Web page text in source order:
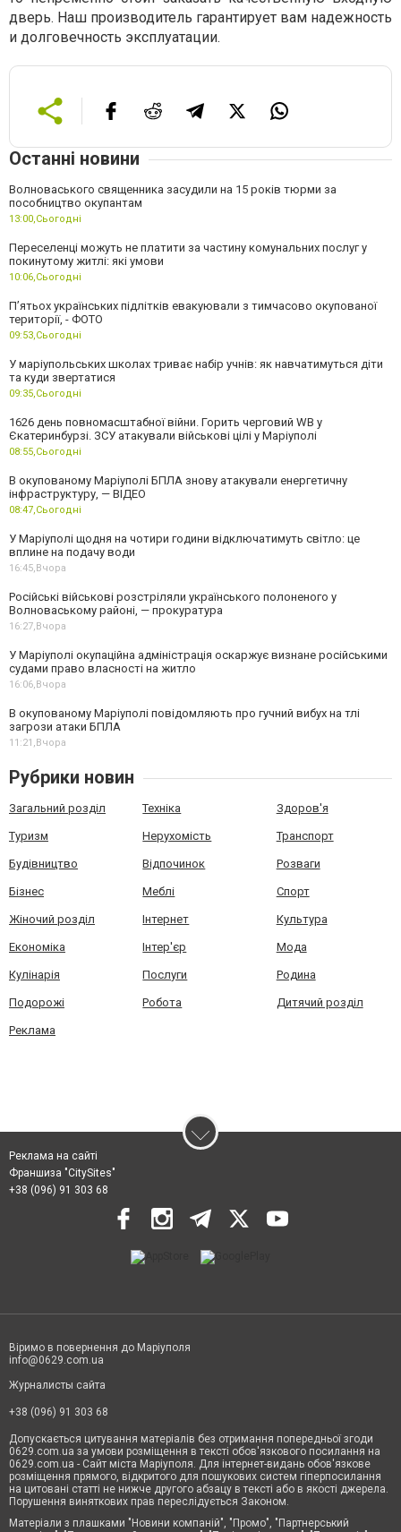
дверь. Наш производитель гарантирует вам надежность
и долговечность эксплуатации.
Останні новини
Волноваського священника засудили на 15 років тюрми за
пособництво окупантам
13:00,Сьогодні
Переселенці можуть не платити за частину комунальних послуг у
покинутому житлі: які умови
10:06,Сьогодні
П’ятьох українських підлітків евакуювали з тимчасово окупованої
території, - ФОТО
09:53,Сьогодні
У маріупольських школах триває набір учнів: як навчатимуться діти
та куди звертатися
09:35,Сьогодні
1626 день повномасштабної війни. Горить черговий WB у
Єкатеринбурзі. ЗСУ атакували військові цілі у Маріуполі
08:55,Сьогодні
В окупованому Маріуполі БПЛА знову атакували енергетичну
інфраструктуру, — ВІДЕО
08:47,Сьогодні
У Маріуполі щодня на чотири години відключатимуть світло: це
вплине на подачу води
16:45,Вчора
Російські військові розстріляли українського полоненого у
Волноваському районі, — прокуратура
16:27,Вчора
У Маріуполі окупаційна адміністрація оскаржує визнане російськими
судами право власності на житло
16:06,Вчора
В окупованому Маріуполі повідомляють про гучний вибух на тлі
загрози атаки БПЛА
11:21,Вчора
Рубрики новин
Загальний розділ Техніка Здоров'я
Туризм Нерухомість Транспорт
Будівництво Відпочинок Розваги
Бізнес Меблі Спорт
Жіночий розділ Інтернет Культура
Економіка Інтер'єр Мода
Кулінарія Послуги Родина
Подорожі Робота Дитячий розділ
Реклама
Реклама на сайті
Франшиза "CitySites"
+38 (096) 91 303 68
Віримо в повернення до Маріуполя
info@0629.com.ua
Журналисты сайта
+38 (096) 91 303 68
Допускається цитування матеріалів без отримання попередньої згоди
0629.com.ua за умови розміщення в тексті обов'язкового посилання на
0629.com.ua - Сайт міста Маріуполя. Для інтернет-видань обов'язкове
розміщення прямого, відкритого для пошукових систем гіперпосилання
на цитовані статті не нижче другого абзацу в тексті або в якості джерела.
Порушення виняткових прав переслідується Законом.
Матеріали з плашками "Новини компаній", "Промо", "Партнерський